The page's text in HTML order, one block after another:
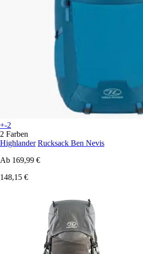
+-2
2 Farben
Highlander Rucksack Ben Nevis
Ab 169,99 €
148,15 €